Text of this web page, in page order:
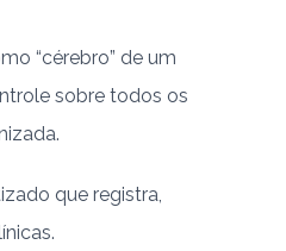
“cérebro” de um
sobre todos os
que registra,